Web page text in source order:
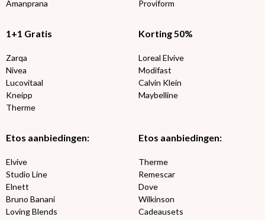
Amanprana
Proviform
1+1 Gratis
Zarqa
Nivea
Lucovitaal
Kneipp
Therme
Korting 50%
Loreal Elvive
Modifast
Calvin Klein
Maybelline
Etos aanbiedingen:
Elvive
Studio Line
Elnett
Bruno Banani
Loving Blends
Etos aanbiedingen:
Therme
Remescar
Dove
Wilkinson
Cadeausets